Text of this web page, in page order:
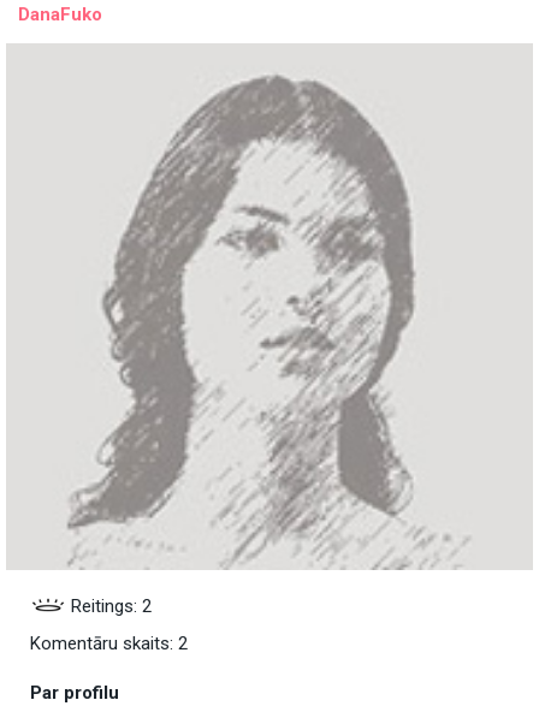
DanaFuko
Reitings: 2
Komentāru skaits: 2
Par profilu